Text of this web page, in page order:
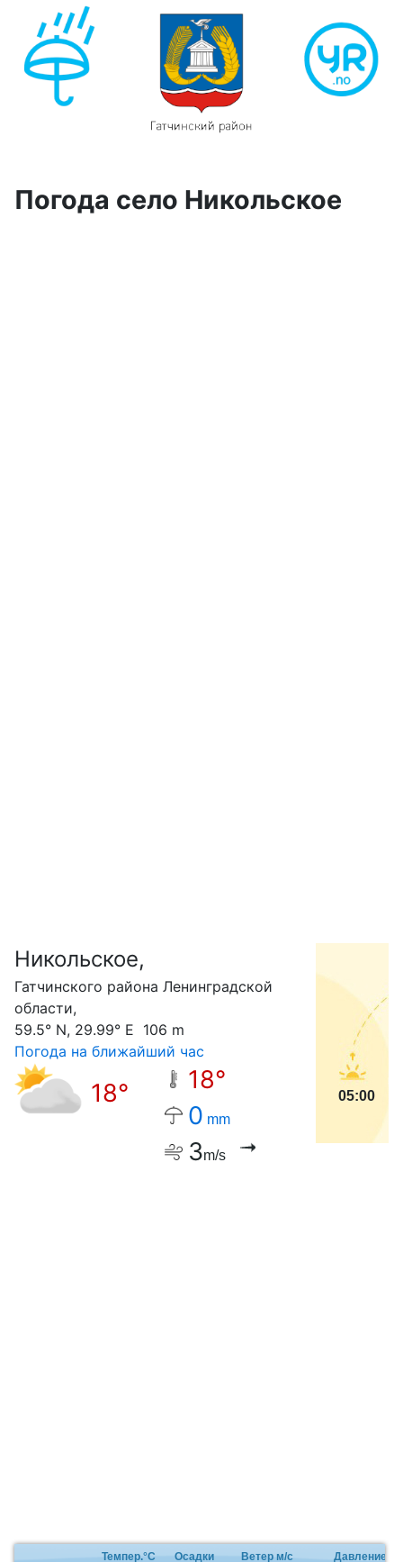
Погода село Никольское
Никольское,
Гатчинского района Ленинградской
области,
59.5° N, 29.99° E 106 m
Погода на ближайший час
18°
18°
0 mm
3m/s
05:00
Темпер.°C Осадки Ветер м/с Давление